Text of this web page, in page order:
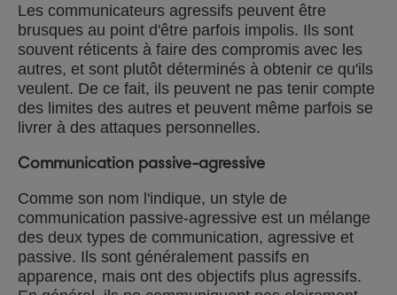
Les communicateurs agressifs peuvent être
brusques au point d'être parfois impolis. Ils sont
souvent réticents à faire des compromis avec les
autres, et sont plutôt déterminés à obtenir ce qu'ils
veulent. De ce fait, ils peuvent ne pas tenir compte
des limites des autres et peuvent même parfois se
livrer à des attaques personnelles.
Communication passive-agressive
Comme son nom l'indique, un style de
communication passive-agressive est un mélange
des deux types de communication, agressive et
passive. Ils sont généralement passifs en
apparence, mais ont des objectifs plus agressifs.